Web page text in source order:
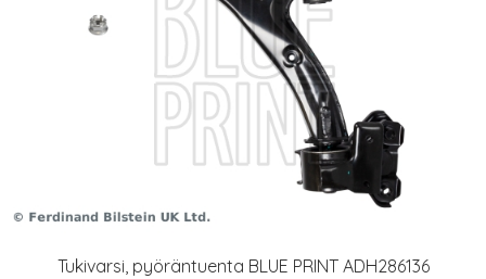
Tukivarsi, pyöräntuenta BLUE PRINT ADH286136